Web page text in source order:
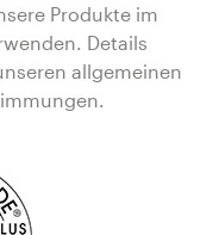
Produkte im
Details
allgemeinen